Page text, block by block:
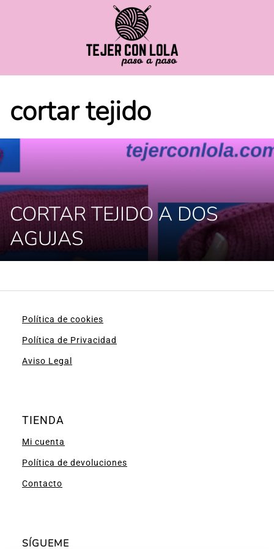
cortar tejido
CORTAR TEJIDO A DOS
AGUJAS
Política de cookies
Política de Privacidad
Aviso Legal
TIENDA
Mi cuenta
Política de devoluciones
Contacto
SÍGUEME